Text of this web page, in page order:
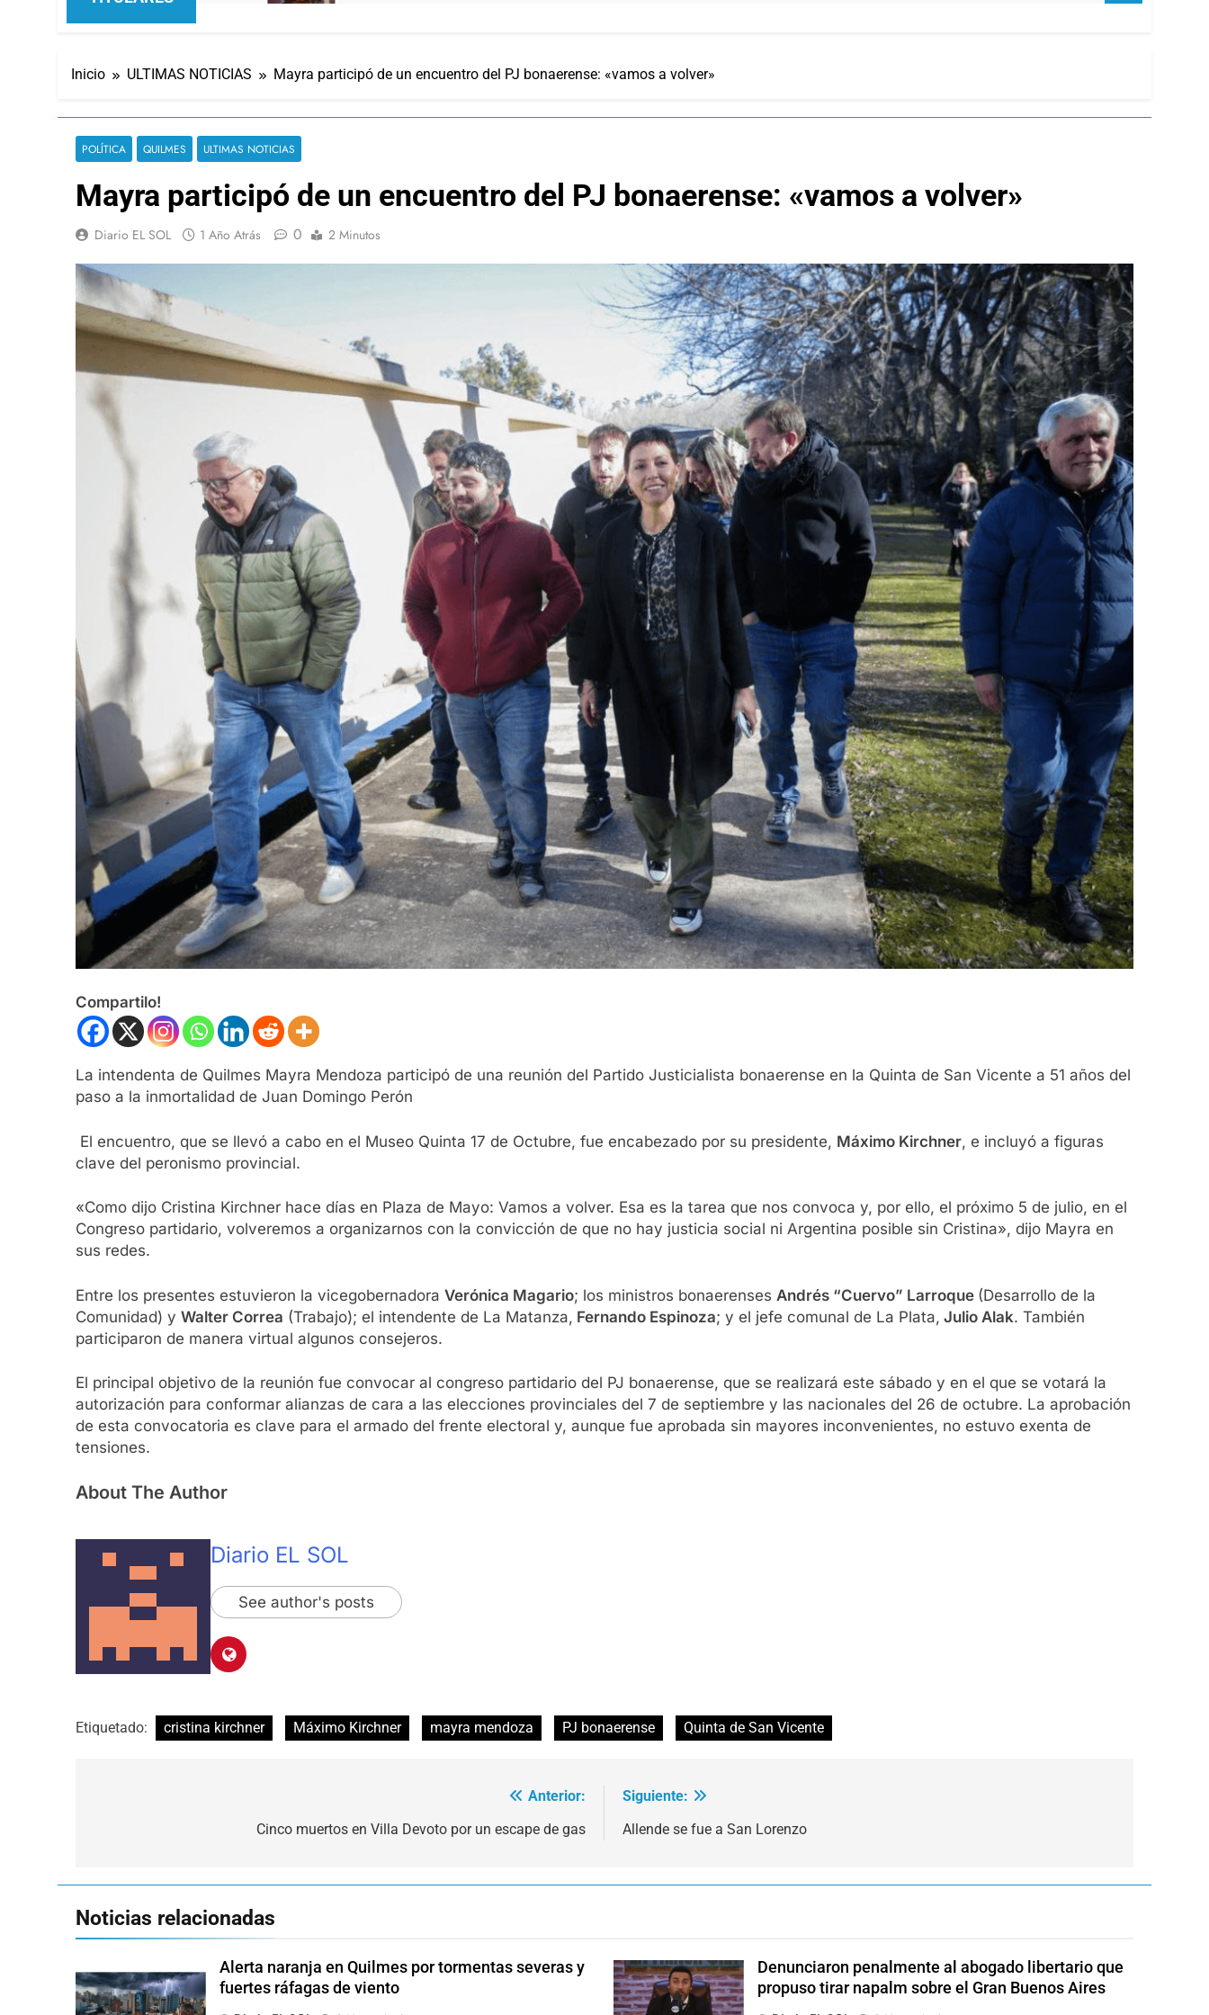
Inicio ULTIMAS NOTICIAS Mayra participó de un encuentro del PJ bonaerense: «vamos a volver»
POLÍTICA QUILMES ULTIMAS NOTICIAS
Mayra participó de un encuentro del PJ bonaerense: «vamos a volver»
Diario EL SOL 1 Año Atrás 0 2 Minutos
Compartilo!
La intendenta de Quilmes Mayra Mendoza participó de una reunión del Partido Justicialista bonaerense en la Quinta de San Vicente a 51 años del
paso a la inmortalidad de Juan Domingo Perón
El encuentro, que se llevó a cabo en el Museo Quinta 17 de Octubre, fue encabezado por su presidente, Máximo Kirchner, e incluyó a figuras
clave del peronismo provincial.
«Como dijo Cristina Kirchner hace días en Plaza de Mayo: Vamos a volver. Esa es la tarea que nos convoca y, por ello, el próximo 5 de julio, en el
Congreso partidario, volveremos a organizarnos con la convicción de que no hay justicia social ni Argentina posible sin Cristina», dijo Mayra en
sus redes.
Entre los presentes estuvieron la vicegobernadora Verónica Magario; los ministros bonaerenses Andrés “Cuervo” Larroque (Desarrollo de la
Comunidad) y Walter Correa (Trabajo); el intendente de La Matanza, Fernando Espinoza; y el jefe comunal de La Plata, Julio Alak. También
participaron de manera virtual algunos consejeros.
El principal objetivo de la reunión fue convocar al congreso partidario del PJ bonaerense, que se realizará este sábado y en el que se votará la
autorización para conformar alianzas de cara a las elecciones provinciales del 7 de septiembre y las nacionales del 26 de octubre. La aprobación
de esta convocatoria es clave para el armado del frente electoral y, aunque fue aprobada sin mayores inconvenientes, no estuvo exenta de
tensiones.
About The Author
Diario EL SOL
See author's posts
Etiquetado: cristina kirchner Máximo Kirchner mayra mendoza PJ bonaerense Quinta de San Vicente
Anterior:
Cinco muertos en Villa Devoto por un escape de gas
Siguiente:
Allende se fue a San Lorenzo
Noticias relacionadas
Alerta naranja en Quilmes por tormentas severas y
fuertes ráfagas de viento
Denunciaron penalmente al abogado libertario que
propuso tirar napalm sobre el Gran Buenos Aires